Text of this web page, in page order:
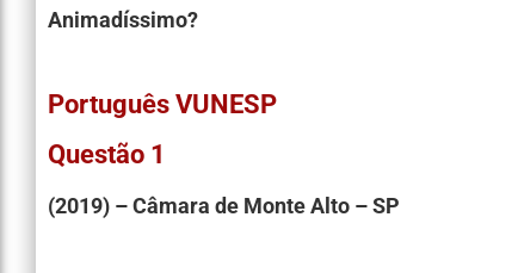
Animadíssimo?
Português VUNESP
Questão 1
(2019) – Câmara de Monte Alto – SP